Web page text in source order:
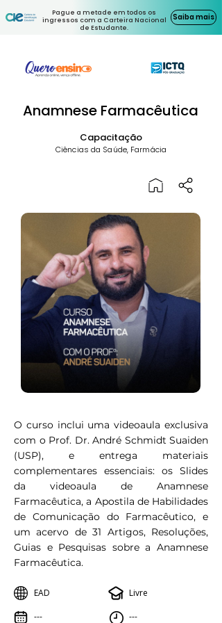
Pague a metade em todos os
ingressos com a Carteira Nacional
de Estudante.
Saiba mais
Anamnese Farmacêutica
Capacitação
Ciências da Saúde, Farmácia
O curso inclui uma videoaula exclusiva
com o Prof. Dr. André Schmidt Suaiden
(USP), e entrega materiais
complementares essenciais: os Slides
da videoaula de Anamnese
Farmacêutica, a Apostila de Habilidades
de Comunicação do Farmacêutico, e
um acervo de 31 Artigos, Resoluções,
Guias e Pesquisas sobre a Anamnese
Farmacêutica.
EAD
---
Livre
---